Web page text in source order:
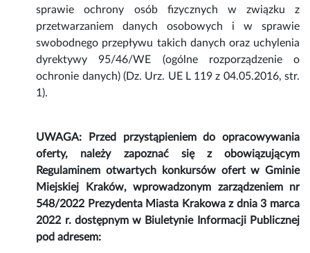
sprawie ochrony osób fizycznych w związku z
przetwarzaniem danych osobowych i w sprawie
swobodnego przepływu takich danych oraz uchylenia
dyrektywy 95/46/WE (ogólne rozporządzenie o
ochronie danych) (Dz. Urz. UE L 119 z 04.05.2016, str.
1).
UWAGA: Przed przystąpieniem do opracowywania
oferty, należy zapoznać się z obowiązującym
Regulaminem otwartych konkursów ofert w Gminie
Miejskiej Kraków, wprowadzonym zarządzeniem nr
548/2022 Prezydenta Miasta Krakowa z dnia 3 marca
2022 r. dostępnym w Biuletynie Informacji Publicznej
pod adresem: